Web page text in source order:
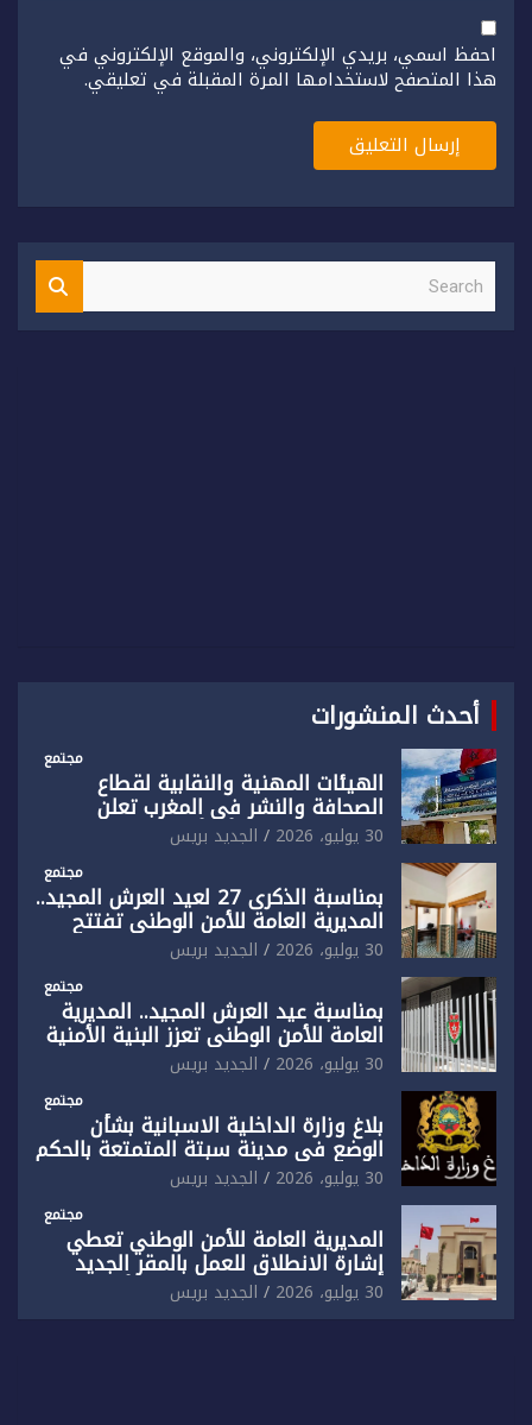
احفظ اسمي، بريدي الإلكتروني، والموقع الإلكتروني في
هذا المتصفح لاستخدامها المرة المقبلة في تعليقي.
S
a
أحدث المنشورات
مجتمع
الهيئات المهنية والنقابية لقطاع
الصحافة والنشر في المغرب تعلن
رفضها القاطع لـ”أي أجندة انتخابية
مُعدة على مقاس سياسي ومصلحي
ضيق”
30 يوليو، 2026 الجديد بريس
مجتمع
بمناسبة الذكرى 27 لعيد العرش المجيد..
المديرية العامة للأمن الوطني تفتتح
المقر الجديد لفرقة الشرطة السياحية
بفاس
30 يوليو، 2026 الجديد بريس
مجتمع
بمناسبة عيد العرش المجيد.. المديرية
العامة للأمن الوطني تعزز البنية الأمنية
بالناظور بإحداث فرقتين جديدتين
30 يوليو، 2026 الجديد بريس
مجتمع
بلاغ وزارة الداخلية الاسبانية بشأن
الوضع في مدينة سبتة المتمتعة بالحكم
الذاتي
30 يوليو، 2026 الجديد بريس
مجتمع
المديرية العامة للأمن الوطني تعطي
إشارة الانطلاق للعمل بالمقر الجديد
للدائرة الثالثة للشرطة بولاية أمن العيون
30 يوليو، 2026 الجديد بريس